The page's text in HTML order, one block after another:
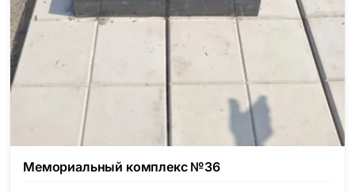
Мемориальный комплекс №36